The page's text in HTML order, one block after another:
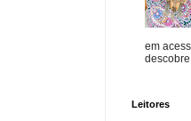
em
Leitores